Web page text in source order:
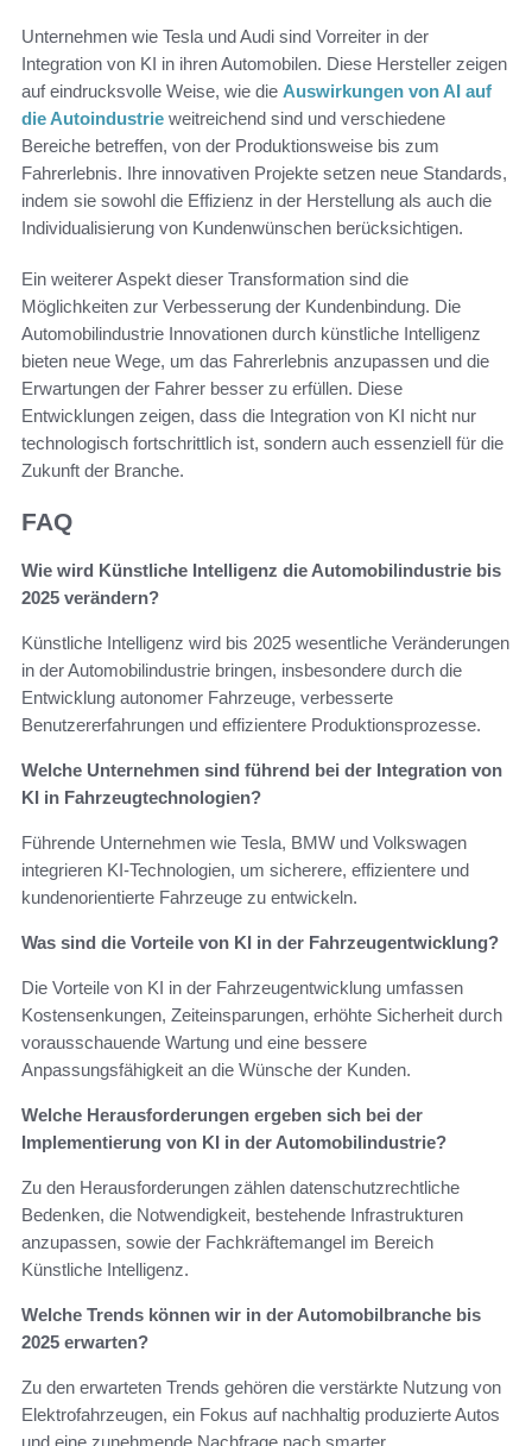
Unternehmen wie Tesla und Audi sind Vorreiter in der
Integration von KI in ihren Automobilen. Diese Hersteller zeigen
auf eindrucksvolle Weise, wie die Auswirkungen von AI auf
die Autoindustrie weitreichend sind und verschiedene
Bereiche betreffen, von der Produktionsweise bis zum
Fahrerlebnis. Ihre innovativen Projekte setzen neue Standards,
indem sie sowohl die Effizienz in der Herstellung als auch die
Individualisierung von Kundenwünschen berücksichtigen.
Ein weiterer Aspekt dieser Transformation sind die
Möglichkeiten zur Verbesserung der Kundenbindung. Die
Automobilindustrie Innovationen durch künstliche Intelligenz
bieten neue Wege, um das Fahrerlebnis anzupassen und die
Erwartungen der Fahrer besser zu erfüllen. Diese
Entwicklungen zeigen, dass die Integration von KI nicht nur
technologisch fortschrittlich ist, sondern auch essenziell für die
Zukunft der Branche.
FAQ
Wie wird Künstliche Intelligenz die Automobilindustrie bis
2025 verändern?
Künstliche Intelligenz wird bis 2025 wesentliche Veränderungen
in der Automobilindustrie bringen, insbesondere durch die
Entwicklung autonomer Fahrzeuge, verbesserte
Benutzererfahrungen und effizientere Produktionsprozesse.
Welche Unternehmen sind führend bei der Integration von
KI in Fahrzeugtechnologien?
Führende Unternehmen wie Tesla, BMW und Volkswagen
integrieren KI-Technologien, um sicherere, effizientere und
kundenorientierte Fahrzeuge zu entwickeln.
Was sind die Vorteile von KI in der Fahrzeugentwicklung?
Die Vorteile von KI in der Fahrzeugentwicklung umfassen
Kostensenkungen, Zeiteinsparungen, erhöhte Sicherheit durch
vorausschauende Wartung und eine bessere
Anpassungsfähigkeit an die Wünsche der Kunden.
Welche Herausforderungen ergeben sich bei der
Implementierung von KI in der Automobilindustrie?
Zu den Herausforderungen zählen datenschutzrechtliche
Bedenken, die Notwendigkeit, bestehende Infrastrukturen
anzupassen, sowie der Fachkräftemangel im Bereich
Künstliche Intelligenz.
Welche Trends können wir in der Automobilbranche bis
2025 erwarten?
Zu den erwarteten Trends gehören die verstärkte Nutzung von
Elektrofahrzeugen, ein Fokus auf nachhaltig produzierte Autos
und eine zunehmende Nachfrage nach smarter